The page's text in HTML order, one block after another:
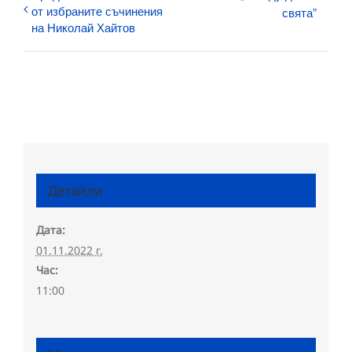
от избраните съчинения
на Николай Хайтов
свята”
Детайли
Дата:
01.11.2022 г.
Час:
11:00